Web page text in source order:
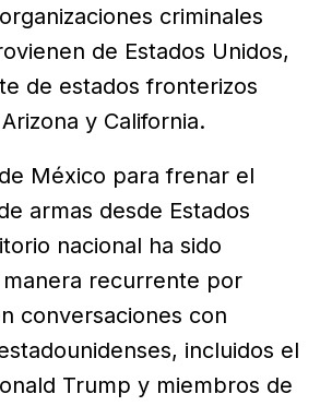
criminales
de Estados Unidos,
de estados fronterizos
y California.
México para frenar el
armas desde Estados
nacional ha sido
recurrente por
conversaciones con
incluidos el
Trump y miembros de